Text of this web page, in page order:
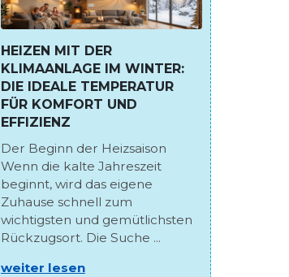
HEIZEN MIT DER
KLIMAANLAGE IM WINTER:
DIE IDEALE TEMPERATUR
FÜR KOMFORT UND
EFFIZIENZ
Der Beginn der Heizsaison
Wenn die kalte Jahreszeit
beginnt, wird das eigene
Zuhause schnell zum
wichtigsten und gemütlichsten
Rückzugsort. Die Suche ...
weiter lesen